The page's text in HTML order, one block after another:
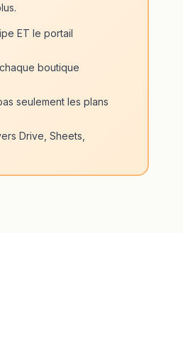
ET le portail
boutique
seulement les plans
Drive, Sheets,